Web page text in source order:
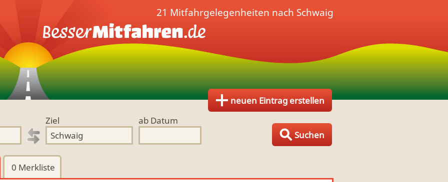
neuen Eintrag erstellen
Ziel
ab Datum
Suchen
21 Mitfahrgelegenheiten nach Schwaig
0 Merkliste